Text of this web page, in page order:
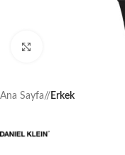
Ana Sayfa/ Erkek